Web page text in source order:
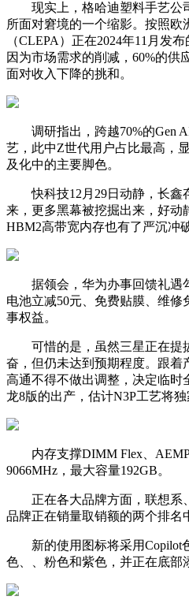
现实上，格哈迪塑料手艺公
所面对窘境的一个缩影。按照欧
（CLEPA）正在2024年11月发
因为市场需求的削减，60%的供
面对收入下降的挑和。
调研指出，跨越70%的Gen
艺，此中Z世代用户占比最高，
及化中的主要脚色。
快科技12月29日动静，长鑫
来，更多黑幕被挖掘出来，好动
HBM2高带宽内存也有了严沉冲破
据领会，华为办事回馈礼遇
电池立减50元、免费贴膜、维
事权益。
可惜的是，虽然三星正在提
奋，但仍未达到预期程度。跟着
高通不得不做出调整，决定临时
龙8版的出产，估计N3P工艺将独
内存支撑DIMM Flex、AEMP
9066MHz，最大容量192GB。
正在各大品牌方面，联想系
品牌正在销量取销额的两个排名
新的使用图标将采用Copilot
色、、粉色和紫色，并正在底部